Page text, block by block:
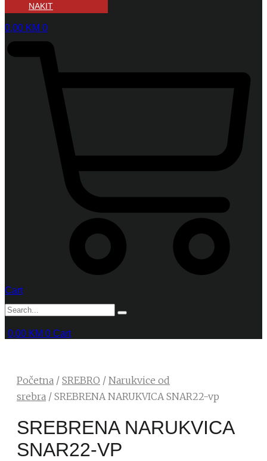
NAKIT
0,00 KM 0
Cart
0,00 KM 0 Cart
Početna / SREBRO / Narukvice od
srebra / SREBRENA NARUKVICA SNAR22-vp
SREBRENA NARUKVICA
SNAR22-VP